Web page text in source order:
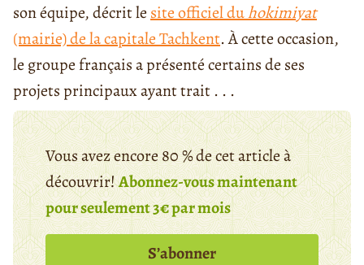
son équipe, décrit le site officiel duhokimiyat
(mairie) de la capitale Tachkent. À cette occasion,
le groupe français a présenté certains de ses
projets principaux ayant trait . . .
Vous avez encore 80 % de cet article à
découvrir!Abonnez-vous maintenant
pour seulement 3€ par mois
S’abonner